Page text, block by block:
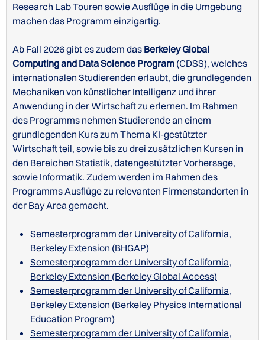
IELTS (Academic) 7
Cambridge C1 Advanced
TEM-4 / TEM-8 70
Duolingo 125
Gebühren 2025 Betrag
Immersive Program in
Business Administration
11200 USD
Immersive Program in
Entrepreneurship
Research Lab Touren sowie Ausflüge in die Umgebung
machen das Programm einzigartig.
Ab Fall 2026 gibt es zudem das Berkeley Global
Computing and Data Science Program (CDSS), welches
internationalen Studierenden erlaubt, die grundlegenden
Mechaniken von künstlicher Intelligenz und ihrer
Anwendung in der Wirtschaft zu erlernen. Im Rahmen
des Programms nehmen Studierende an einem
grundlegenden Kurs zum Thema KI-gestützter
Wirtschaft teil, sowie bis zu drei zusätzlichen Kursen in
den Bereichen Statistik, datengestützter Vorhersage,
sowie Informatik. Zudem werden im Rahmen des
Programms Ausflüge zu relevanten Firmenstandorten in
der Bay Area gemacht.
Semesterprogramm der University of California,
Berkeley Extension (BHGAP)
Semesterprogramm der University of California,
Berkeley Extension (Berkeley Global Access)
Semesterprogramm der University of California,
Berkeley Extension (Berkeley Physics International
Education Program)
Semesterprogramm der University of California,